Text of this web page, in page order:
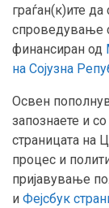
граѓан(к)ите
спроведување
финансиран од
на Сојузна
Освен
запознаете и
страницата на
процес и
пријавување
и Фејсбук